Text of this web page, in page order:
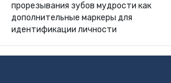
прорезывания зубов мудрости как
дополнительные маркеры для
идентификации личности